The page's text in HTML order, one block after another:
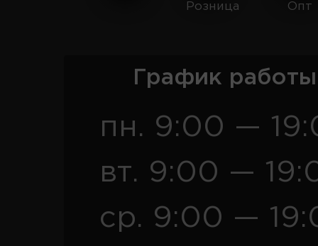
Розница Опт
График
пн. 9:00 —
вт. 9:00 —
ср. 9:00 —